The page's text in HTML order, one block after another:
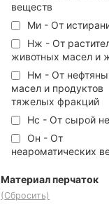
веществ
Ми - От
Нж - От
животных масел и
Нм - От
масел и продуктов
тяжелых фракций
Нс - От сырой
Он - От
неароматических
Материал перчаток
(Сбросить)